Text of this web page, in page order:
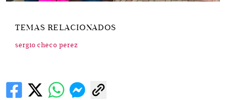
TEMAS RELACIONADOS
sergio checo perez